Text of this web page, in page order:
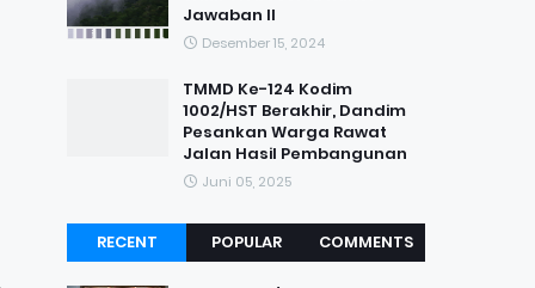
Jawaban II
Desember 15, 2024
TMMD Ke-124 Kodim
1002/HST Berakhir, Dandim
Pesankan Warga Rawat
Jalan Hasil Pembangunan
Juni 05, 2025
RECENT POPULAR COMMENTS